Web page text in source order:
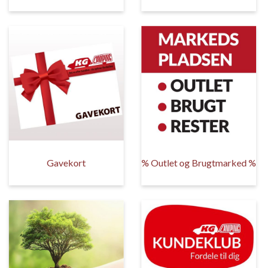
Gavekort % Outlet og Brugtmarked %